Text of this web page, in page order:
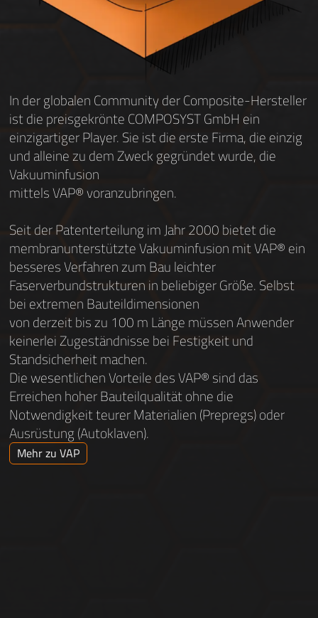
In der globalen Community der Composite-Hersteller
ist die preisgekrönte COMPOSYST GmbH ein
einzigartiger Player. Sie ist die erste Firma, die einzig
und alleine zu dem Zweck gegründet wurde, die
Vakuuminfusion
mittels VAP® voranzubringen.
Seit der Patenterteilung im Jahr 2000 bietet die
membranunterstützte Vakuuminfusion mit VAP® ein
besseres Verfahren zum Bau leichter
Faserverbundstrukturen in beliebiger Größe. Selbst
bei extremen Bauteildimensionen
von derzeit bis zu 100 m Länge müssen Anwender
keinerlei Zugeständnisse bei Festigkeit und
Standsicherheit machen.
Die wesentlichen Vorteile des VAP® sind das
Erreichen hoher Bauteilqualität ohne die
Notwendigkeit teurer Materialien (Prepregs) oder
Ausrüstung (Autoklaven).
Mehr zu VAP